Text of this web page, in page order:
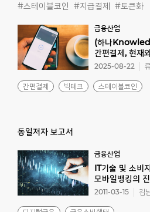
#스테이블코인 #지급결제 #토큰화
금융산업
(하나
간편결제, 현재
간편결제 빅테크 스테이블코인
2025-08-22
동일저자 보고서
금융산업
IT기술 및 소비
모바일뱅킹의
2011-03-15 김